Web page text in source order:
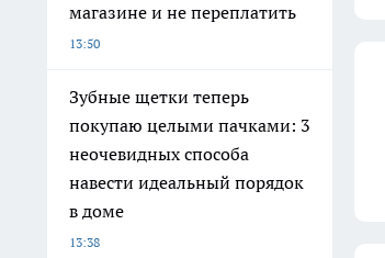
магазине и не переплатить
13:50
Зубные щетки теперь
покупаю целыми пачками: 3
неочевидных способа
навести идеальный порядок
в доме
13:38